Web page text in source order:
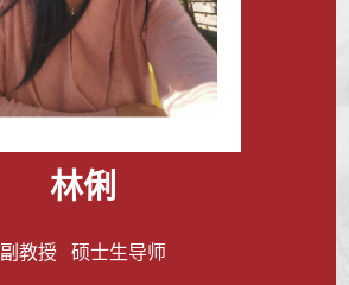
林俐
副教授 硕士生导师